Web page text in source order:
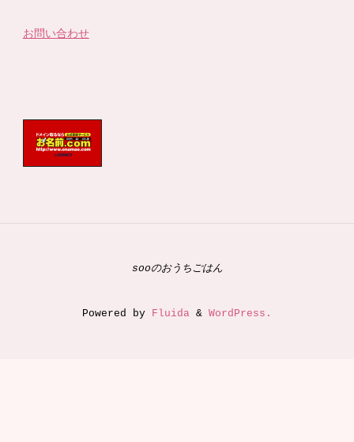
お問い合わせ
sooのおうちごはん
Powered by Fluida & WordPress.